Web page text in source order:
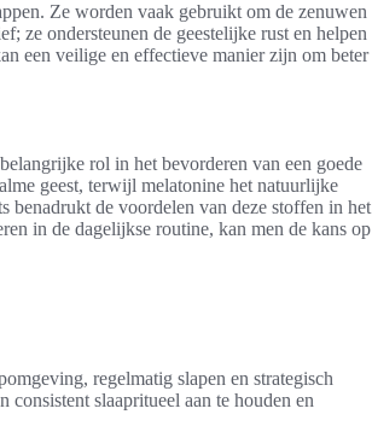
Ze worden vaak gebruikt om de zenuwen
ze ondersteunen de geestelijke rust en helpen
een veilige en effectieve manier zijn om beter
rol in het bevorderen van een goede
geest, terwijl melatonine het natuurlijke
benadrukt de voordelen van deze stoffen in het
in de dagelijkse routine, kan men de kans op
regelmatig slapen en strategisch
slaapritueel aan te houden en